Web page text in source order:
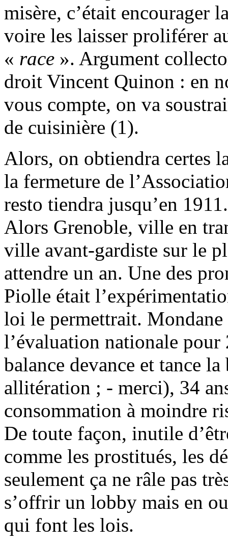
misère, c’était encourager
voire les laisser proliférer
« race ». Argument
droit Vincent Quinon : en
vous compte, on va
de cuisinière (1).
Alors, on obtiendra certes
la fermeture de
resto tiendra jusqu’en
Alors Grenoble, ville en
ville avant-gardiste sur le
attendre un an. Une des
Piolle était
loi le permettrait. Mondane
l’évaluation nationale
balance devance et tance
allitération ; - merci), 34
consommation à moindre
De toute façon, inutile
comme les prostitués, les
seulement ça ne râle pas
s’offrir un lobby mais en
qui font les lois.